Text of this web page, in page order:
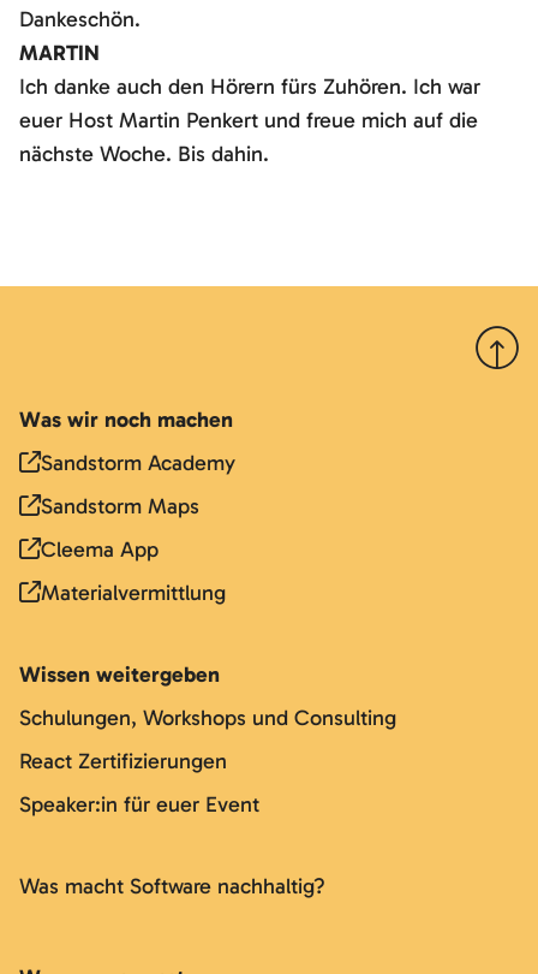
Dankeschön.
MARTIN
Ich danke auch den Hörern fürs Zuhören. Ich war
euer Host Martin Penkert und freue mich auf die
nächste Woche. Bis dahin.
Nach
Was wir noch machen
Sandstorm Academy
Sandstorm Maps
Cleema App
Materialvermittlung
Wissen weitergeben
Schulungen, Workshops und Consulting
React Zertifizierungen
Speaker:in für euer Event
Was macht Software nachhaltig?